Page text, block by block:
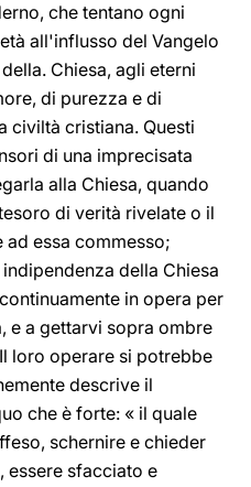
che tentano ogni
all'influsso del Vangelo
Chiesa, agli eterni
di purezza e di
civiltà cristiana. Questi
di una imprecisata
alla Chiesa, quando
di verità rivelate o il
essa commesso;
della Chiesa
in opera per
e a gettarvi sopra ombre
loro operare si potrebbe
descrive il
che è forte: « il quale
schernire e chieder
essere sfacciato e